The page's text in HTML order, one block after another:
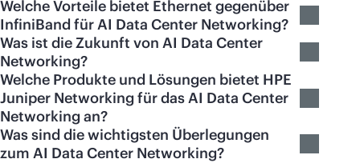
Welche Vorteile bietet Ethernet gegenüber
InfiniBand für AI Data Center Networking?
Was ist die Zukunft von AI Data Center
Networking?
Welche Produkte und Lösungen bietet HPE
Juniper Networking für das AI Data Center
Networking an?
Was sind die wichtigsten Überlegungen
zum AI Data Center Networking?